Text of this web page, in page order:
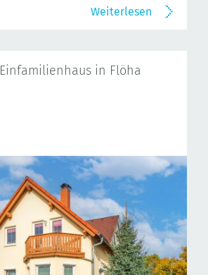
Weiterlesen
Einfamilienhaus in Flöha